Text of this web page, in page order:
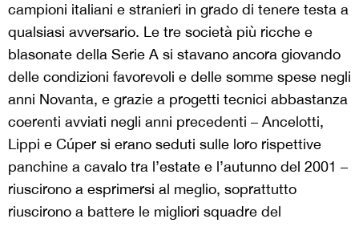
campioni italiani e stranieri in grado di tenere testa a
qualsiasi avversario. Le tre società più ricche e
blasonate della Serie A si stavano ancora giovando
delle condizioni favorevoli e delle somme spese negli
anni Novanta, e grazie a progetti tecnici abbastanza
coerenti avviati negli anni precedenti – Ancelotti,
Lippi e Cúper si erano seduti sulle loro rispettive
panchine a cavalo tra l’estate e l’autunno del 2001 –
riuscirono a esprimersi al meglio, soprattutto
riuscirono a battere le migliori squadre del